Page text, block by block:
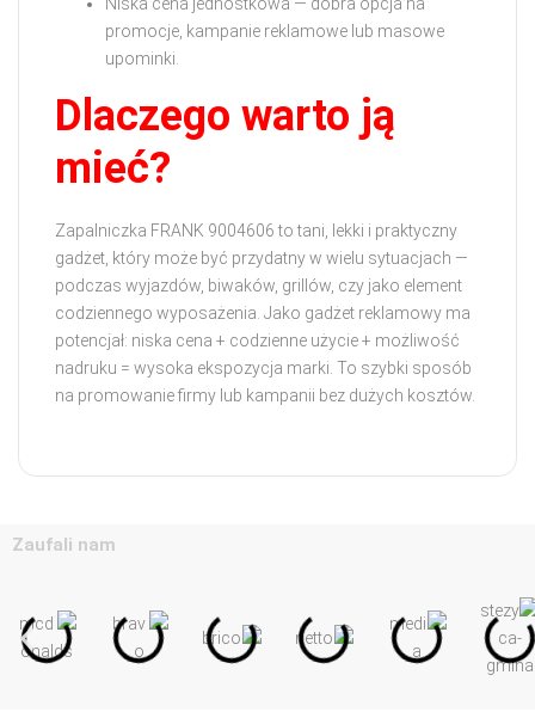
promocje, kampanie reklamowe lub masowe
upominki.
Dlaczego warto ją
mieć?
Zapalniczka FRANK 9004606 to tani, lekki i praktyczny
gadżet, który może być przydatny w wielu sytuacjach —
podczas wyjazdów, biwaków, grillów, czy jako element
codziennego wyposażenia. Jako gadżet reklamowy ma
potencjał: niska cena + codzienne użycie + możliwość
nadruku = wysoka ekspozycja marki. To szybki sposób
na promowanie firmy lub kampanii bez dużych kosztów.
Zaufali nam